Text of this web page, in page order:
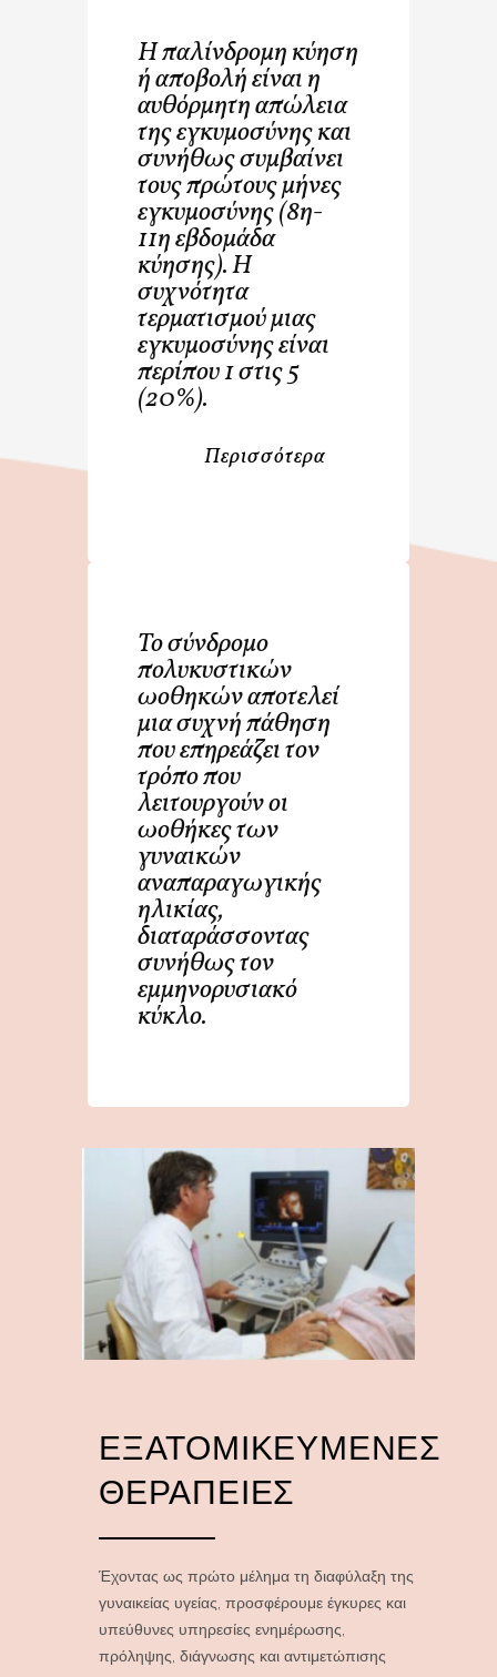
Η παλίνδρομη κύηση
ή αποβολή είναι η
αυθόρμητη απώλεια
της εγκυμοσύνης και
συνήθως συμβαίνει
τους πρώτους μήνες
εγκυμοσύνης (8η-
11η εβδομάδα
κύησης). Η
συχνότητα
τερματισμού μιας
εγκυμοσύνης είναι
περίπου 1 στις 5
(20%).
Περισσότερα
Το σύνδρομο
πολυκυστικών
ωοθηκών αποτελεί
μια συχνή πάθηση
που επηρεάζει τον
τρόπο που
λειτουργούν οι
ωοθήκες των
γυναικών
αναπαραγωγικής
ηλικίας,
διαταράσσοντας
συνήθως τον
εμμηνορυσιακό
κύκλο.
ΕΞΑΤΟΜΙΚΕΥΜΈΝΕΣ
ΘΕΡΑΠΕΊΕΣ
Έχοντας ως πρώτο μέλημα τη διαφύλαξη της
γυναικείας υγείας, προσφέρουμε έγκυρες και
υπεύθυνες υπηρεσίες ενημέρωσης,
πρόληψης, διάγνωσης και αντιμετώπισης